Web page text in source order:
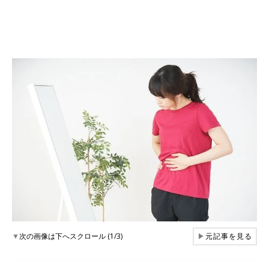
▼次の画像は下へスクロール (1/3) ▶元記事を見る